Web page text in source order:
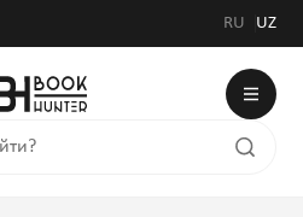
RU UZ